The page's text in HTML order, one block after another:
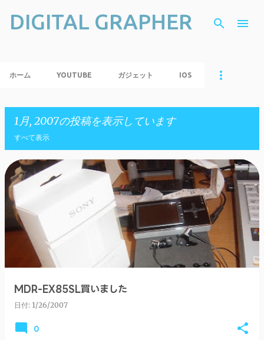
スキップしてメイン コンテンツに移動
DIGITAL GRAPHER
ホーム YOUTUBE ガジェット IOS
1月, 2007の投稿を表示しています
すべて表示
投
稿
MDR-EX85SL買いました
日付: 1/26/2007
0